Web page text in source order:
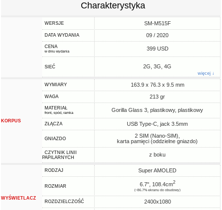
Charakterystyka
WERSJE SM-M515F
DATA WYDANIA 09 / 2020
CENA
w dniu wydania 399 USD
SIEĆ 2G, 3G, 4G
więcej ↓
KORPUS
WYMIARY 163.9 x 76.3 x 9.5 mm
WAGA 213 gr
MATERIAŁ
front, spód, ramka Gorilla Glass 3, plastikowy, plastikowy
ZŁĄCZA USB Type-C, jack 3.5mm
GNIAZDO
2 SIM (Nano-SIM),
karta pamięci (oddzielne gniazdo)
CZYTNIK LINII
PAPILARNYCH
z boku
WYŚWIETLACZ
RODZAJ Super AMOLED
ROZMIAR 6.7", 108.4cm2
(~86.7% ekranu do obudowy)
ROZDZIELCZOŚĆ 2400x1080